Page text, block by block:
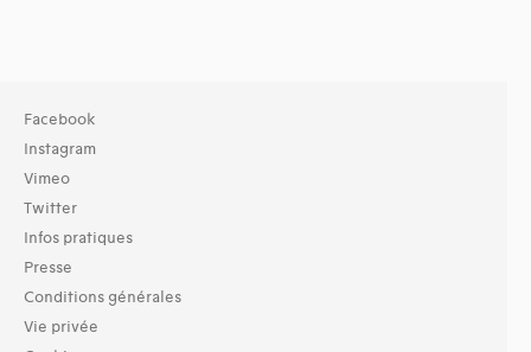
Facebook
Instagram
Vimeo
Twitter
Infos pratiques
Presse
Conditions générales
Vie privée